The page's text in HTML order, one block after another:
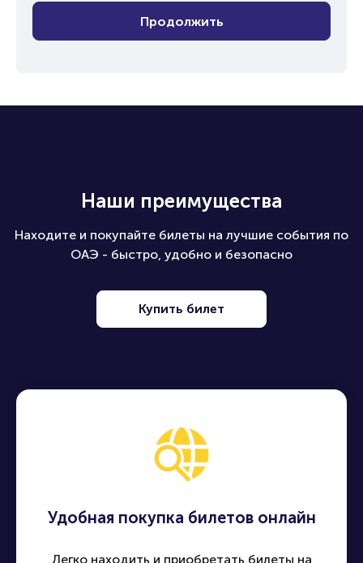
Продолжить
Наши преимущества
Находите и покупайте билеты на лучшие события по
ОАЭ - быстро, удобно и безопасно
Купить билет
Удобная покупка билетов онлайн
Легко находить и приобретать билеты на